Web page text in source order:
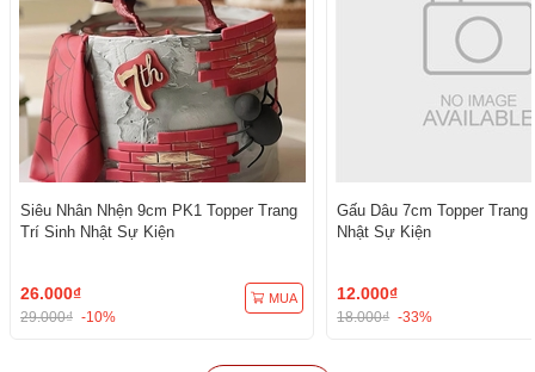
Siêu Nhân Nhện 9cm PK1 Topper Trang
Trí Sinh Nhật Sự Kiện
26.000₫
29.000₫ -10%
MUA
Gấu Dâu 7cm Topper Trang
Nhật Sự Kiện
12.000₫
18.000₫ -33%